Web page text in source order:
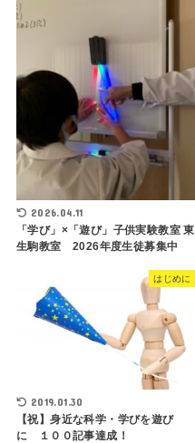
2026.04.11
「学び」×「遊び」子供実験教室 東
生駒教室 2026年度生徒募集中
はじめに
2019.01.30
【祝】身近な科学・学びを遊び
に １００記事達成！